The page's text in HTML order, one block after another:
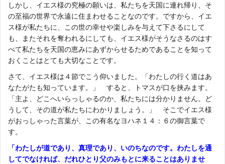
しかし、イエス様の究極の願いは、私たちを天国に連れ帰り、そ
の至福の世界で永遠に住まわせることなのです。ですから、イエ
ス様が私たちに、この世の幸せや楽しみを与えて下さるにして
も、またそれを奪われるにしても、イエス様がそうなさるのはす
べて私たちを天国の恵みにあずからせるためであることを知って
おくことはとても大切なことです。
さて、イエス様は４節でこう仰いました。「わたしの行く道はあ
なたがたも知っています。」 すると、トマスが口を挟みます。
「主よ、どこへいらっしゃるのか、私たちには分かりません。ど
うして、その道が私たちにわかりましょう。」 そこでイエス様
がおっしゃった言葉が、この有名なヨハネ１４：６の御言葉で
す。
「わたしが道であり、真理であり、いのちなのです。わたしを通
してでなければ、だれひとり父のみもとに来ることはありませ